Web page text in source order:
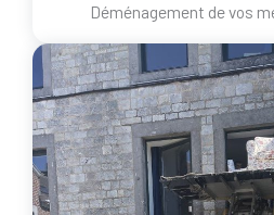
Déménagement de vos